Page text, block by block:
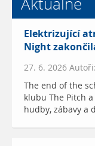
Elektrizující
Night
27. 6. 2026
The end of the
klubu The Pitch
hudby, zábavy a